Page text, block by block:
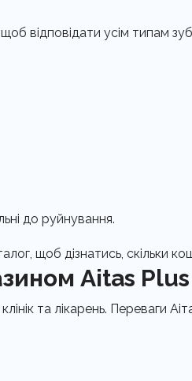
відповідати усім типам
до руйнування.
щоб дізнатись, скільки
Aitas Plus
та лікарень. Переваги